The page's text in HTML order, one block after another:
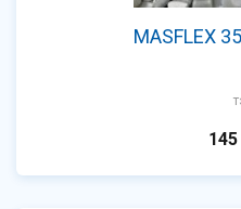
MASFLEX
145